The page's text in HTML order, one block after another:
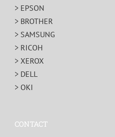
> EPSON
> BROTHER
> SAMSUNG
> RICOH
> XEROX
> DELL
> OKI
CONTACT